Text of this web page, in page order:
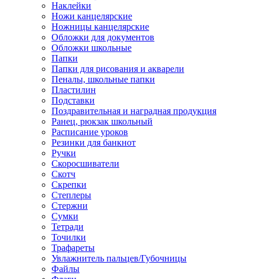
Наклейки
Ножи канцелярские
Ножницы канцелярские
Обложки для документов
Обложки школьные
Папки
Папки для рисования и акварели
Пеналы, школьные папки
Пластилин
Подставки
Поздравительная и наградная продукция
Ранец, рюкзак школьный
Расписание уроков
Резинки для банкнот
Ручки
Скоросшиватели
Скотч
Скрепки
Степлеры
Стержни
Сумки
Тетради
Точилки
Трафареты
Увлажнитель пальцев/Губочницы
Файлы